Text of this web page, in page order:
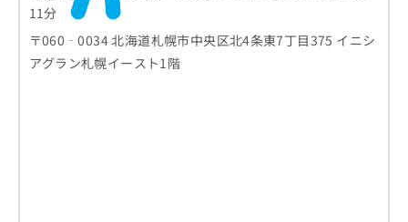
11分
〒060‐0034 北海道札幌市中央区北4条東7丁目375 イニシ
アグラン札幌イースト1階